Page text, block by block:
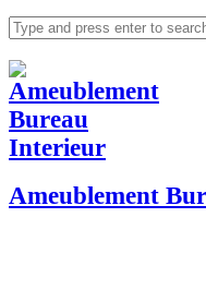
Ameublement